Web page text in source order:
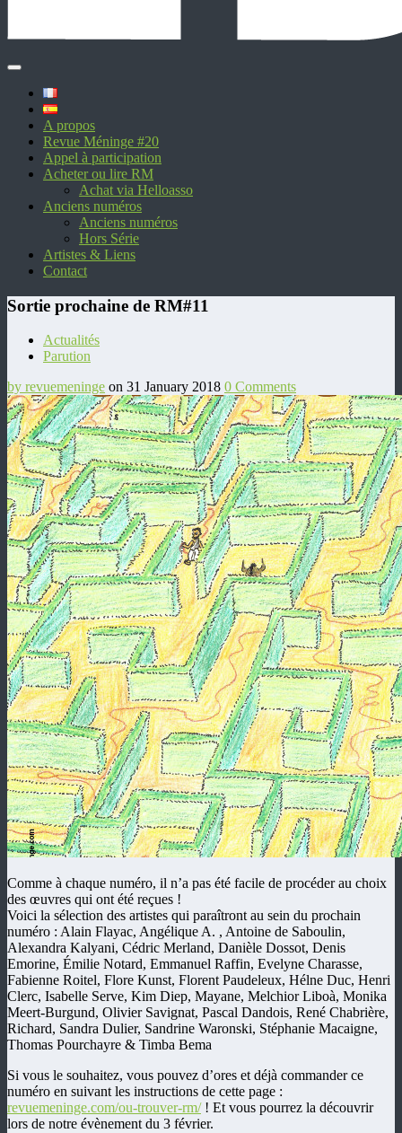
A propos
Revue Méninge #20
Appel à participation
Acheter ou lire RM
Achat via Helloasso
Anciens numéros
Anciens numéros
Hors Série
Artistes & Liens
Contact
Sortie prochaine de RM#11
Actualités
Parution
by revuemeninge on 31 January 2018 0 Comments
Comme à chaque numéro, il n’a pas été facile de procéder au choix
des œuvres qui ont été reçues !
Voici la sélection des artistes qui paraîtront au sein du prochain
numéro : Alain Flayac, Angélique A. , Antoine de Saboulin,
Alexandra Kalyani, Cédric Merland, Danièle Dossot, Denis
Emorine, Émilie Notard, Emmanuel Raffin, Evelyne Charasse,
Fabienne Roitel, Flore Kunst, Florent Paudeleux, Hélne Duc, Henri
Clerc, Isabelle Serve, Kim Diep, Mayane, Melchior Liboà, Monika
Meert-Burgund, Olivier Savignat, Pascal Dandois, René Chabrière,
Richard, Sandra Dulier, Sandrine Waronski, Stéphanie Macaigne,
Thomas Pourchayre & Timba Bema
Si vous le souhaitez, vous pouvez d’ores et déjà commander ce
numéro en suivant les instructions de cette page :
revuemeninge.com/ou-trouver-rm/! Et vous pourrez la découvrir
lors de notre évènement du 3 février.